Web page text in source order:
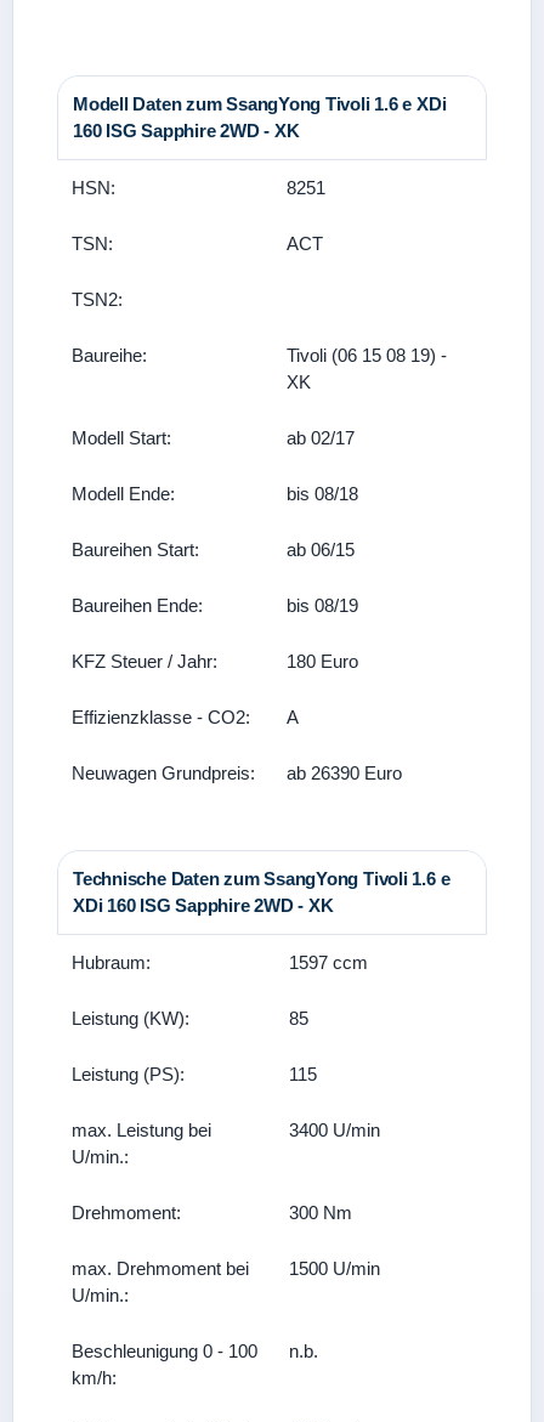
Modell Daten zum SsangYong Tivoli 1.6 e XDi
160 ISG Sapphire 2WD - XK
HSN: 8251
TSN: ACT
TSN2:
Baureihe:
Tivoli (06 15 08 19) -
XK
Modell Start: ab 02/17
Modell Ende: bis 08/18
Baureihen Start: ab 06/15
Baureihen Ende: bis 08/19
KFZ Steuer / Jahr: 180 Euro
Effizienzklasse - CO2: A
Neuwagen Grundpreis: ab 26390 Euro
Technische Daten zum SsangYong Tivoli 1.6 e
XDi 160 ISG Sapphire 2WD - XK
Hubraum: 1597 ccm
Leistung (KW): 85
Leistung (PS): 115
max. Leistung bei
U/min.:
3400 U/min
Drehmoment: 300 Nm
max. Drehmoment bei
U/min.:
1500 U/min
Beschleunigung 0 - 100
km/h:
n.b.